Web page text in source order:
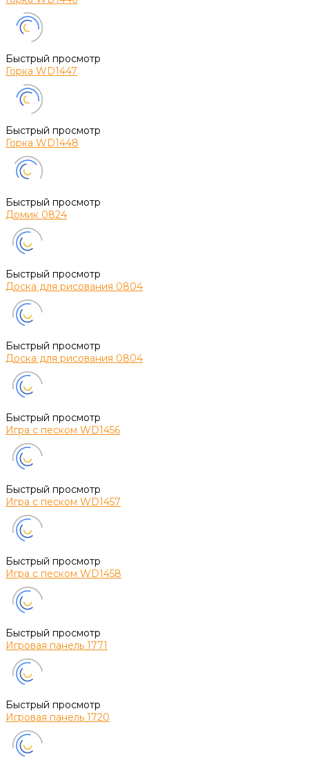
Быстрый просмотр
Горка WD1447
Быстрый просмотр
Горка WD1448
Быстрый просмотр
Домик 0824
Быстрый просмотр
Доска для рисования 0804
Быстрый просмотр
Доска для рисования 0804
Быстрый просмотр
Игра с песком WD1456
Быстрый просмотр
Игра с песком WD1457
Быстрый просмотр
Игра с песком WD1458
Быстрый просмотр
Игровая панель 1771
Быстрый просмотр
Игровая панель 1720